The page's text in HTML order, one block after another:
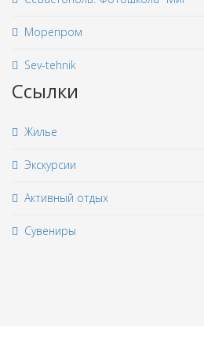
Морепром
Sev-tehnik
Ссылки
Жилье
Экскурсии
Активный отдых
Сувениры